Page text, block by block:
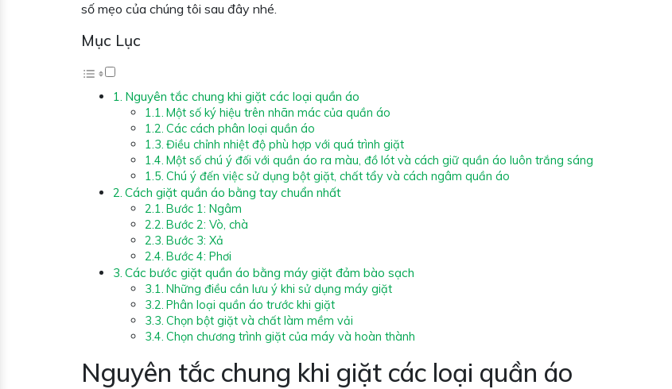
số mẹo của chúng tôi sau đây nhé.
Mục Lục
Nguyên tắc chung khi giặt các loại quần áo
Một số ký hiệu trên nhãn mác của quần áo
Các cách phân loại quần áo
Điều chỉnh nhiệt độ phù hợp với quá trình giặt
Một số chú ý đối với quần áo ra màu, đồ lót và cách giữ quần áo luôn trắng sáng
Chú ý đến việc sử dụng bột giặt, chất tẩy và cách ngâm quần áo
Cách giặt quần áo bằng tay chuẩn nhất
Bước 1: Ngâm
Bước 2: Vò, chà
Bước 3: Xả
Bước 4: Phơi
Các bước giặt quần áo bằng máy giặt đảm bào sạch
Những điều cần lưu ý khi sử dụng máy giặt
Phân loại quần áo trước khi giặt
Chọn bột giặt và chất làm mềm vải
Chọn chương trình giặt của máy và hoàn thành
Nguyên tắc chung khi giặt các loại quần áo